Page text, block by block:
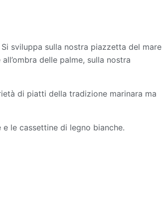
sviluppa sulla nostra piazzetta del mare
delle palme, sulla nostra
di piatti della tradizione marinara ma
le cassettine di legno bianche.